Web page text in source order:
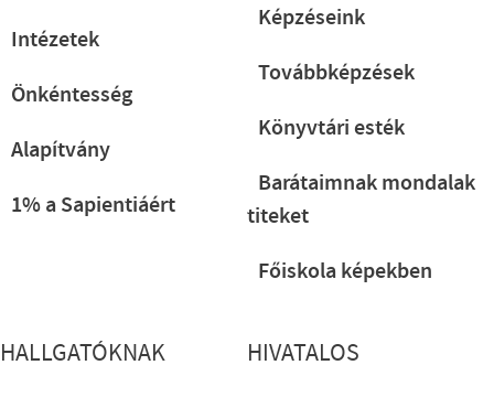
Intézetek
Önkéntesség
Alapítvány
1% a Sapientiáért
Képzéseink
Továbbképzések
Könyvtári esték
Barátaimnak mondalak
titeket
Főiskola képekben
HALLGATÓKNAK HIVATALOS